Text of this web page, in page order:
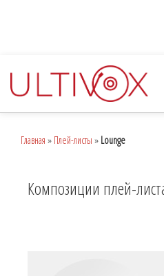
Главная
Наш сервис
Главная » Плей-листы » Lounge
Композиции плей-